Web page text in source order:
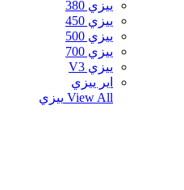
ييزي 380
ييزي 450
ييزي 500
ييزي 700
ييزي V3
اير ييزي
View All ييزي